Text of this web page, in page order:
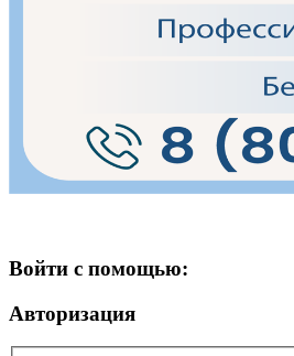
Войти с помощью:
Авторизация